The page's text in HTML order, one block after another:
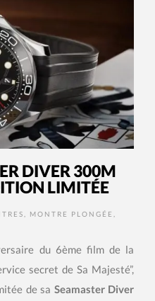
DIVER 300M
LIMITÉE
MONTRE PLONGÉE
du 6ème film de la
secret de Sa Majesté”,
de sa Seamaster Diver